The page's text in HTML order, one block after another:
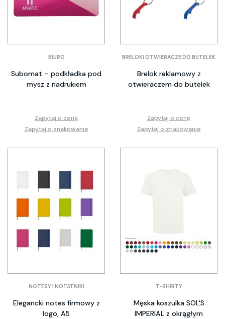
BIURO
Subomat – podkładka pod
mysz z nadrukiem
Zapytaj o cenę
Zapytaj o znakowanie
BRELOKI OTWIERACZE DO BUTELEK
Brelok reklamowy z
otwieraczem do butelek
Zapytaj o cenę
Zapytaj o znakowanie
NOTESY I NOTATNIKI
Elegancki notes firmowy z
logo, A5
T-SHIRTY
Męska koszulka SOL'S
IMPERIAL z okrągłym